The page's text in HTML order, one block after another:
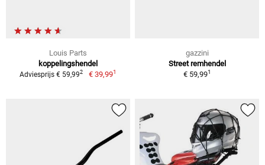
Louis Parts
koppelingshendel
Adviesprijs € 59,992 € 39,991
gazzini
Street remhendel
€ 59,991